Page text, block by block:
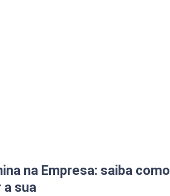
na Empresa: saiba como
a sua